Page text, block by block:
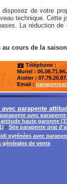
de votre
technique. Cette
La réduction de
cours de la
Téléphone :
Muriel :
Atelier:
Email :
parapente
avec
haute garonne
- Site parapente prat
pyrénées avec
générales de vente